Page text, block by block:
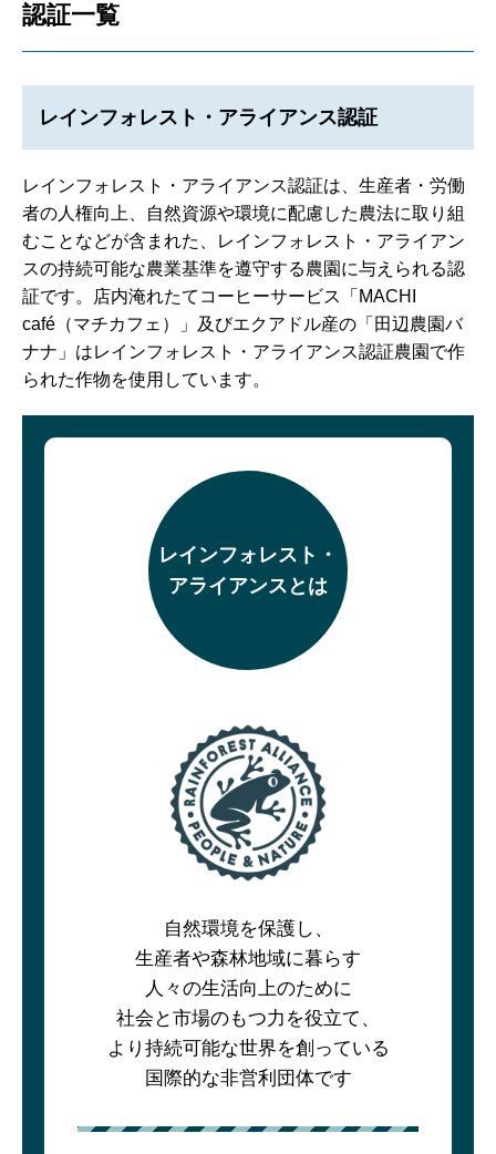
認証一覧
レインフォレスト・アライアンス認証
レインフォレスト・アライアンス認証は、生産者・労働
者の人権向上、自然資源や環境に配慮した農法に取り組
むことなどが含まれた、レインフォレスト・アライアン
スの持続可能な農業基準を遵守する農園に与えられる認
証です。店内淹れたてコーヒーサービス「MACHI
café（マチカフェ）」及びエクアドル産の「田辺農園バ
ナナ」はレインフォレスト・アライアンス認証農園で作
られた作物を使用しています。
レインフォレスト・
アライアンスとは
自然環境を保護し、
生産者や森林地域に暮らす
人々の生活向上のために
社会と市場のもつ力を役立て、
より持続可能な世界を創っている
国際的な非営利団体です